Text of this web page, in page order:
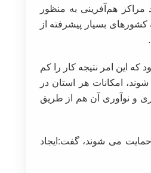
مراکز هم‌آفرینی به منظور
بسیار پیشرفته از
که این امر نتیجه کار را کم
امکانات هر استان در
و نوآوری آن هم از طریق
حمایت می شوند، گفت:ایجاد